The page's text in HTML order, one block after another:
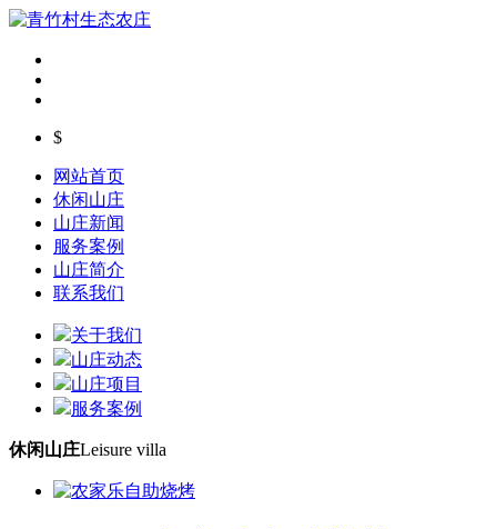
$
网站首页
休闲山庄
山庄新闻
服务案例
山庄简介
联系我们
关于我们
山庄动态
山庄项目
服务案例
休闲山庄Leisure villa